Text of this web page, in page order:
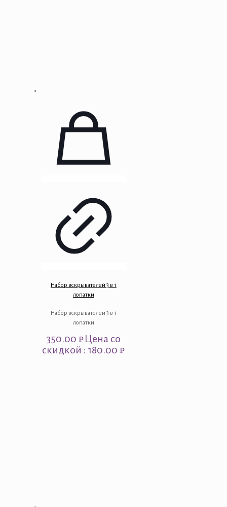
Набор вскрывателей 3 в 1
лопатки
Набор вскрывателей 3 в 1
лопатки
350.00₽Цена со
скидкой : 180.00 ₽